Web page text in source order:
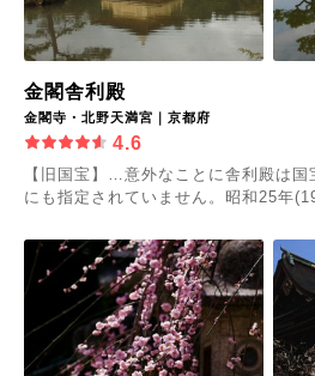
金閣舎利殿
金閣寺・北野天満宮｜京都府
4.6
【旧国宝】…意外なことに舎利殿は
にも指定されていません。昭和25年